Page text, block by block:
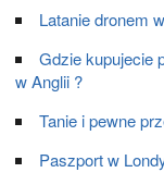
Latanie dronem
Gdzie kupujecie
w Anglii ?
Tanie i pewne
Paszport w